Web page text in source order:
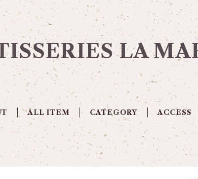
LA
ALL ITEM CATEGORY ACCESS